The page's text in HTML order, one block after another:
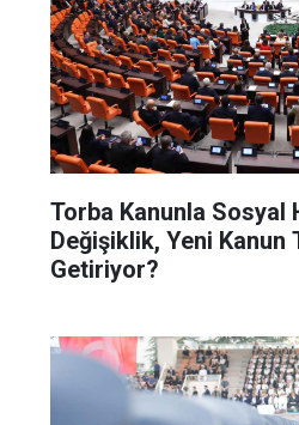
Torba Kanunla Sosyal
Değişiklik, Yeni Kanun
Getiriyor?